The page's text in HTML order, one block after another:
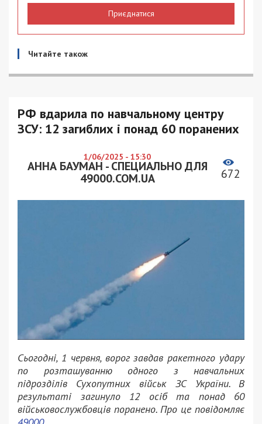
Приєднатися
Читайте також
РФ вдарила по навчальному центру
ЗСУ: 12 загиблих і понад 60 поранених
1/06/2025 - 15:30
АННА БАУМАН - СПЕЦИАЛЬНО ДЛЯ
49000.COM.UA
672
Сьогодні, 1 червня, ворог завдав ракетного удару
по розташуванню одного з навчальних
підрозділів Сухопутних військ ЗС України. В
результаті загинуло 12 осіб та понад 60
військовослужбовців поранено. Про це повідомляє